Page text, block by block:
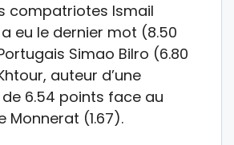
compatriotes Ismail
eu le dernier mot (8.50
Simao Bilro (6.80
auteur d’une
6.54 points face au
Monnerat (1.67).